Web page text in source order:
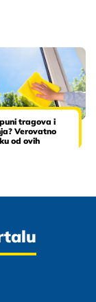
tragova i
Verovatno
od ovih